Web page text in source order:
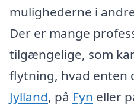
mulighederne i
Der er mange
tilgængelige, som
flytning, hvad enten
Jylland, på Fyn eller